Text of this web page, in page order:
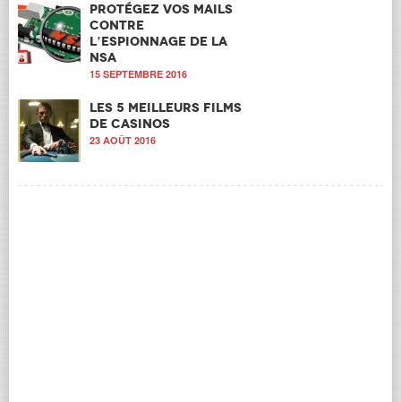
Protégez vos mails
contre
l’espionnage de la
NSA
15 SEPTEMBRE 2016
Les 5 meilleurs films
de casinos
23 AOÛT 2016